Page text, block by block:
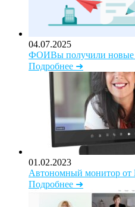
04.07.2025
ФОИВы получили новые
Подробнее ➜
01.02.2023
Автономный монитор от
Подробнее ➜